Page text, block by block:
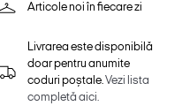
Articole noi în fiecare zi
Livrarea este disponibilă
doar pentru anumite
coduri poștale.Vezi lista
completă aici.